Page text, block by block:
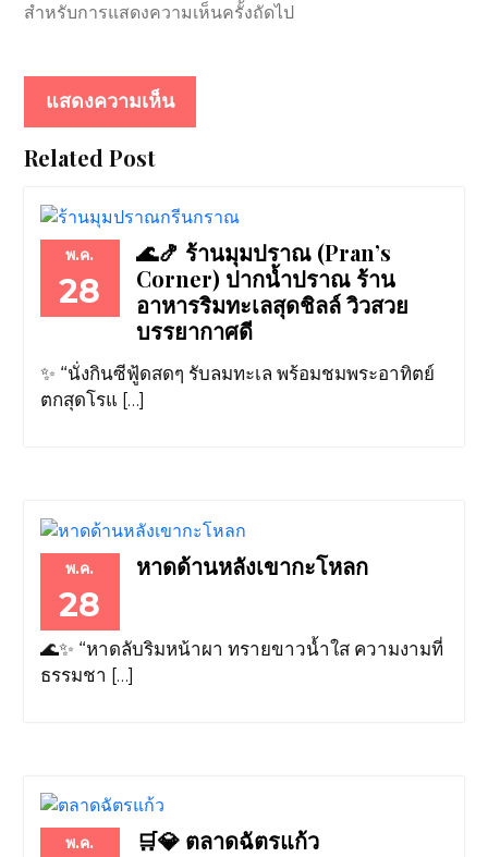
สำหรับการแสดงความเห็นครั้งถัดไป
Related Post
พ.ค.
28
🌊🍤 ร้านมุมปราณ (Pran’s
Corner) ปากน้ำปราณ ร้าน
อาหารริมทะเลสุดชิลล์ วิวสวย
บรรยากาศดี
✨ “นั่งกินซีฟู้ดสดๆ รับลมทะเล พร้อมชมพระอาทิตย์
ตกสุดโรแ […]
พ.ค.
28
หาดด้านหลังเขากะโหลก
🌊✨ “หาดลับริมหน้าผา ทรายขาวน้ำใส ความงามที่
ธรรมชา […]
พ.ค. 🛒💎 ตลาดฉัตรแก้ว